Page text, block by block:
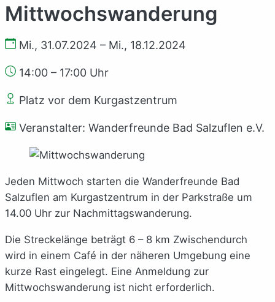
Mittwochswanderung
Mi., 31.07.2024 – Mi., 18.12.2024
14:00 – 17:00 Uhr
Platz vor dem Kurgastzentrum
Veranstalter: Wanderfreunde Bad Salzuflen e.V.
Jeden Mittwoch starten die Wanderfreunde Bad
Salzuflen am Kurgastzentrum in der Parkstraße um
14.00 Uhr zur Nachmittagswanderung.
Die Streckelänge beträgt 6 – 8 km Zwischendurch
wird in einem Café in der näheren Umgebung eine
kurze Rast eingelegt. Eine Anmeldung zur
Mittwochswanderung ist nicht erforderlich.